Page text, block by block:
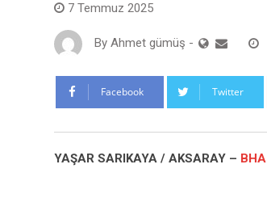
7 Temmuz 2025
By Ahmet gümüş -
Facebook Twitter
YAŞAR SARIKAYA / AKSARAY – BHA